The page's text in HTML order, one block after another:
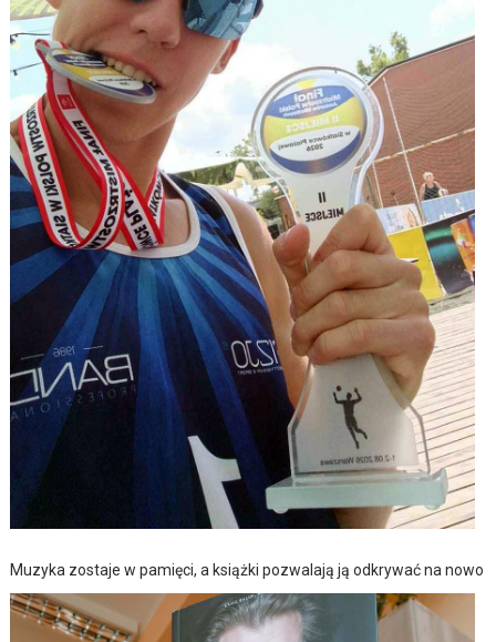
Muzyka zostaje w pamięci, a książki pozwalają ją odkrywać na nowo